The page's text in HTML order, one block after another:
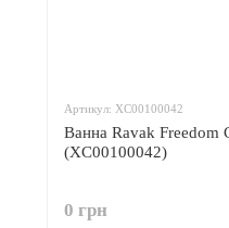
Артикул: XC00100042
Ванна Ravak Freedom
(XC00100042)
0 грн